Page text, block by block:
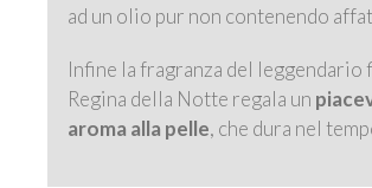
ad un olio pur non contenendo
Infine la fragranza del leggendario
Regina della Notte regala un
aroma alla pelle, che dura nel